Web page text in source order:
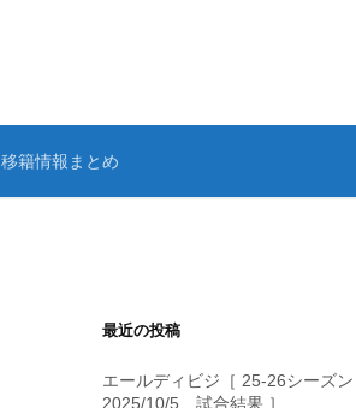
移籍情報まとめ
最近の投稿
エールディビジ［ 25-26シーズ
2025/10/5 試合結果 ］